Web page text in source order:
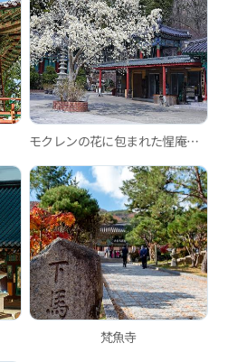
モクレンの花に包まれた惺庵寺、人には教えたくない春の花の聖地
梵魚寺